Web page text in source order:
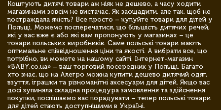
Коштують дитячі товари аж ніяк не дешево, а часу ходити
магазинами зовсім не вистачає. Як заощадити, але так, щоб не
постраждала якість? Все просто – купуйте товари для дітей у
Польщі. Можемо посперечатися, що більшість дитячих речей,
які у вас вже є або які вам пропонують у магазинах – це
товари польських виробників. Саме польські товари мають
оптимальне співвідношення ціни та якості. А вибрати все, що
потрібно, ви можете на нашому сайті. Інтернет-магазин
«BABY.co.ua» – ваш торговий посередник у Польщі. Багато
хто знає, що на Алегро можна купити дешево дитячий одяг,
взуття, іграшки та різноманітні аксесуари для дітей. Якщо вас
досі зупиняла складна процедура замовлення та здійснення
покупки, поспішаємо вас порадувати – тепер польські товари
для дітей стають доступнішими в Україні.